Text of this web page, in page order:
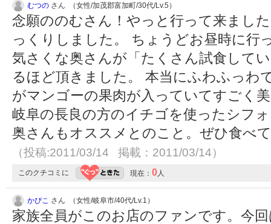
むつの さん （女性/加茂郡富加町/30代/Lv.5）
念願ののむさん！やっと行って来まし
っくりしました。 ちょうどお昼時に行
気さくな奥さんが「たくさん試食して
るほど頂きました。 本当にふわふっわ
がマンゴーの果肉が入っていてすごく
岐阜の長良の方のイチゴを使ったシフ
奥さんもオススメとのこと。ぜひ食べ
（投稿:2011/03/14 掲載：2011/03/14）
このクチコミに 現在： 0人
かぴこ さん （女性/岐阜市/40代/Lv.1）
家族全員がこのお店のファンです。今